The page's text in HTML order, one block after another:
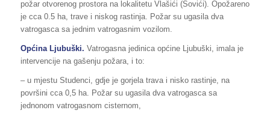
požar otvorenog prostora na lokalitetu Vlašići (Sovići). Opožareno
je cca 0.5 ha, trave i niskog rastinja. Požar su ugasila dva
vatrogasca sa jednim vatrogasnim vozilom.
Općina Ljubuški. Vatrogasna jedinica općine Ljubuški, imala je
intervencije na gašenju požara, i to:
– u mjestu Studenci, gdje je gorjela trava i nisko rastinje, na
površini cca 0,5 ha. Požar su ugasila dva vatrogasca sa
jednonom vatrogasnom cisternom,